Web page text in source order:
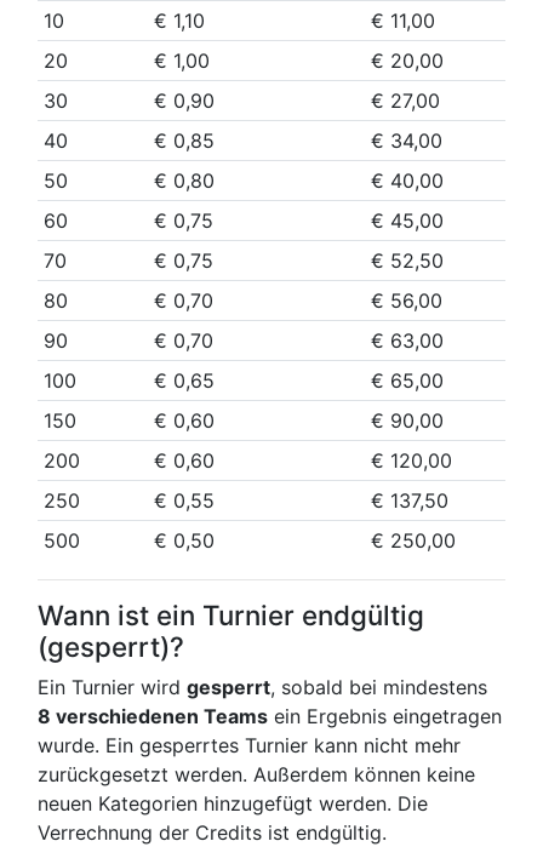
10
€ 1,10
€ 11,00
20
€ 1,00
€ 20,00
30
€ 0,90
€ 27,00
40
€ 0,85
€ 34,00
50
€ 0,80
€ 40,00
60
€ 0,75
€ 45,00
70
€ 0,75
€ 52,50
80
€ 0,70
€ 56,00
90
€ 0,70
€ 63,00
100
€ 0,65
€ 65,00
150
€ 0,60
€ 90,00
200
€ 0,60
€ 120,00
250
€ 0,55
€ 137,50
500
€ 0,50 € 250,00
Wann ist ein Turnier endgültig
(gesperrt)?
Ein Turnier wird gesperrt, sobald bei mindestens
8 verschiedenen Teams ein Ergebnis eingetragen
wurde. Ein gesperrtes Turnier kann nicht mehr
zurückgesetzt werden. Außerdem können keine
neuen Kategorien hinzugefügt werden. Die
Verrechnung der Credits ist endgültig.